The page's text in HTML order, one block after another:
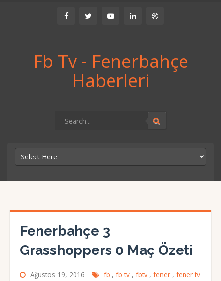
Fb Tv - Fenerbahçe
Haberleri
Fenerbahçe 3
Grasshoppers 0 Maç Özeti
Ağustos 19, 2016 fb , fb tv , fbtv , fener , fener tv